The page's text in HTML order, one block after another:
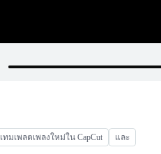
เทมเพลตเพลงใหม่ใน CapCut และ